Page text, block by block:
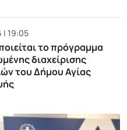
| 19:05
το πρόγραμμα
διαχείρισης
του Δήμου Αγίας